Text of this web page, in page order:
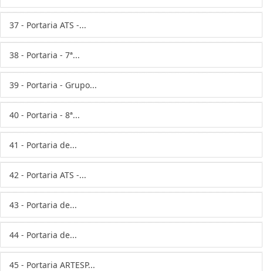
37 - Portaria ATS -...
38 - Portaria - 7ª...
39 - Portaria - Grupo...
40 - Portaria - 8ª...
41 - Portaria de...
42 - Portaria ATS -...
43 - Portaria de...
44 - Portaria de...
45 - Portaria ARTESP...